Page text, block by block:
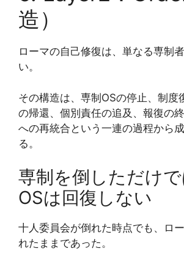
造）
ローマの自己修復は、単なる専制
い。
その構造は、専制OSの停止、制度
の帰還、個別責任の追及、報復の
への再統合という一連の過程から
る。
専制を倒しただけ
OSは回復しない
十人委員会が倒れた時点でも、ロ
れたままであった。